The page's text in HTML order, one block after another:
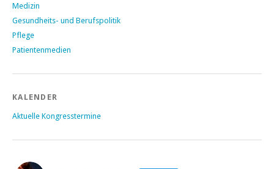
Medizin
Gesundheits- und Berufspolitik
Pflege
Patientenmedien
KALENDER
Aktuelle Kongresstermine